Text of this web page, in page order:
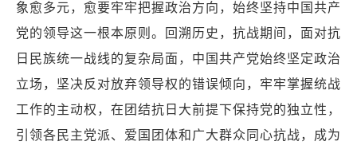
象愈多元，愈要牢牢把握政治方向，始终坚持中国共产
党的领导这一根本原则。回溯历史，抗战期间，面对抗
日民族统一战线的复杂局面，中国共产党始终坚定政治
立场，坚决反对放弃领导权的错误倾向，牢牢掌握统战
工作的主动权，在团结抗日大前提下保持党的独立性，
引领各民主党派、爱国团体和广大群众同心抗战，成为